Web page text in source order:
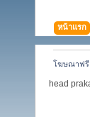
หน้าแรก
โฆษณาฟรี
head